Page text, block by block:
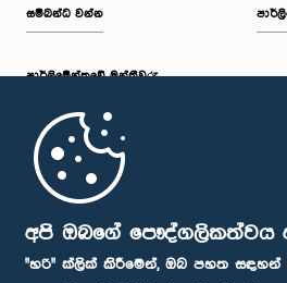
අපි ඔබගේ පෞද්ගලිකත්වය
"හරි" ක්ලික් කිරීමෙන්, ඔබ පහත සඳහන්
සම්බන්ධ වන්න
පාර්ලි‌මේන්තුවේ මන්ත්‍රීවරු
මුල් පිටුව
පාර්ලිමේන්තු ජංගම යෙදුම